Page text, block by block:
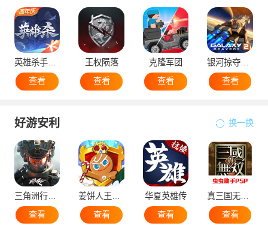
英雄杀手机版
查看
王权陨落
查看
克隆军团
查看
查看
好游安利 换一换
三角洲行动手机版
查看
查看
华夏英雄传
查看
查看